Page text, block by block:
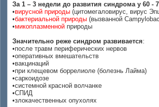
За 1 – 3 недели до развития синдрома у 60
•вирусной природы (цитомегаловирус, вирус
•бактериальной природы (вызванной
•микоплазменной природы
Значительно реже синдром развивается:
•после травм периферических нервов
•оперативных вмешательств
•вакцинаций
•при клещевом боррелиоле (болезнь Лайма)
•саркоидозе
•системной красной волчанке
•СПИД
•злокачественных опухолях